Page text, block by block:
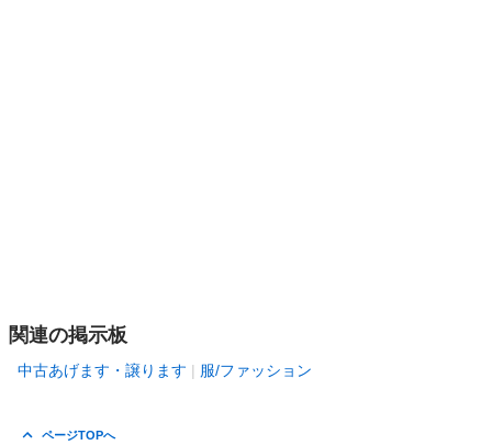
関連の掲示板
中古あげます・譲ります 服/ファッション
ページTOPへ